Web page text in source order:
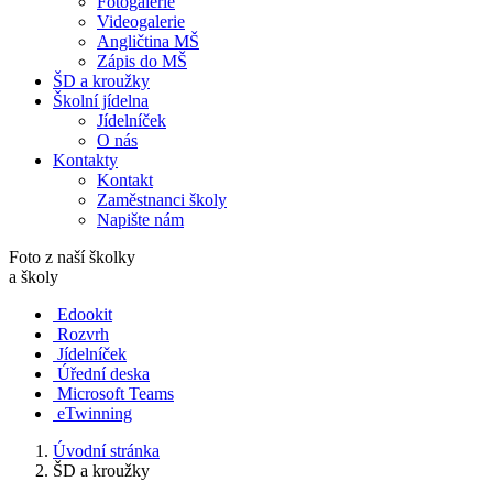
Videogalerie
Angličtina MŠ
Zápis do MŠ
ŠD a kroužky
Školní jídelna
Jídelníček
O nás
Kontakty
Kontakt
Zaměstnanci školy
Napište nám
Foto z naší školky
a školy
Edookit
Rozvrh
Jídelníček
Úřední deska
Microsoft Teams
eTwinning
Úvodní stránka
ŠD a kroužky